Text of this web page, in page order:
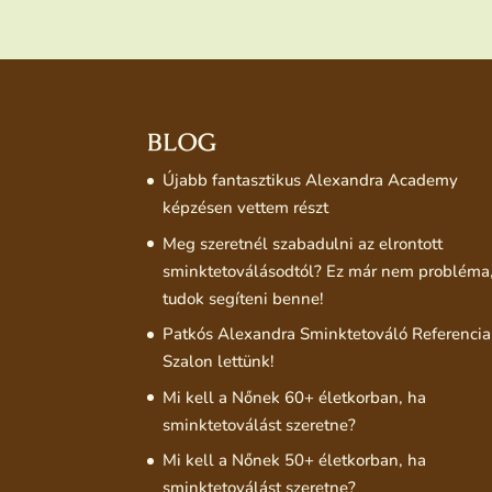
BLOG
Újabb fantasztikus Alexandra Academy
képzésen vettem részt
Meg szeretnél szabadulni az elrontott
sminktetoválásodtól? Ez már nem
tudok segíteni benne!
Patkós Alexandra Sminktetováló Referencia
Szalon lettünk!
Mi kell a Nőnek 60+ életkorban, ha
sminktetoválást szeretne?
Mi kell a Nőnek 50+ életkorban, ha
sminktetoválást szeretne?